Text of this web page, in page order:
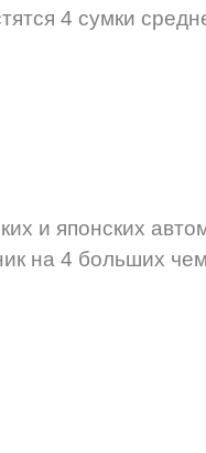
4 сумки
и японских
на 4 больших